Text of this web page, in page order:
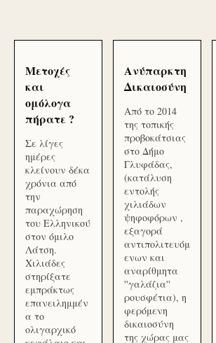
Μετοχές
και
ομόλογα
πήρατε ?
Σε λίγες
ημέρες
κλείνουν δέκα
χρόνια από
την
παραχώρηση
του Ελληνικού
στον όμιλο
Λάτση.
Χιλιάδες
στηρίξατε
εμπράκτως
επανειλημμέν
α το
ολιγαρχικό
Ανύπαρκτη
Δικαιοσύνη
Από το 2014
της τοπικής
προβοκάτσιας
στο Δήμο
Γλυφάδας,
(κατάλυση
εντολής
χιλιάδων
ψηφοφόρων ,
εξαγορά
αντιπολιτευόμ
ενων και
αναρίθμητα
''γαλάζια''
ρουσφέτια), η
φερόμενη
δικαιοσύνη
της χώρας μας